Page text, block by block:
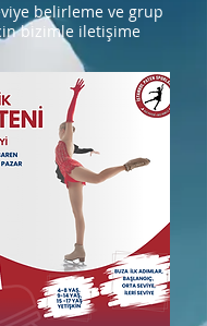
belirleme ve grup
bizimle iletişime